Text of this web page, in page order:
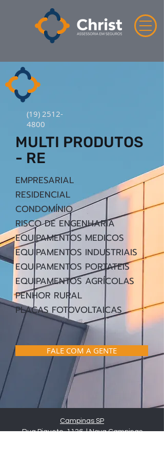
(19) 2512-
4800
MULTI PRODUTOS
- RE
EMPRESARIAL
RESIDENCIAL
CONDOMÍNIO
RISCO DE ENGENHARIA
EQUIPAMENTOS MEDICOS
EQUIPAMENTOS INDUSTRIAIS
EQUIPAMENTOS PORTATEIS
EQUIPAMENTOS AGRÍCOLAS
PENHOR RURAL
PLACAS FOTOVOLTAICAS
FALE COM A GENTE
Campinas SP
Rua Piquete, 1126 | Nova Campinas